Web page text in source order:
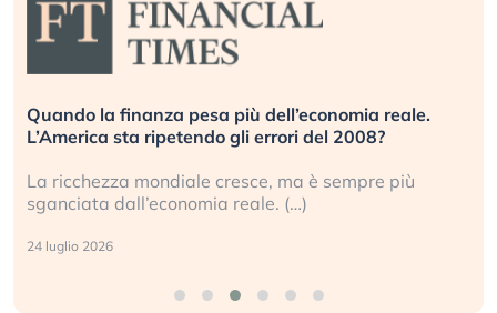
Quando la finanza pesa più dell’economia reale.
L’America sta ripetendo gli errori del 2008?
La ricchezza mondiale cresce, ma è sempre più
sganciata dall’economia reale. (…)
24 luglio 2026